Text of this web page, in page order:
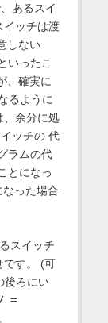
あるスイ
イッチは渡
しない
いったこ
、確実に
るように
、余分に処
ッチの 代
ラムの代
とになっ
なった場合
スイッチ
す。 (可
後ろにい
=